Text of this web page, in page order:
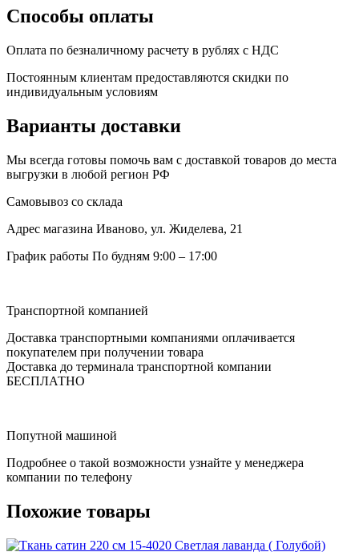
Способы оплаты
Оплата по безналичному расчету в рублях с НДС
Постоянным клиентам предоставляются скидки по
индивидуальным условиям
Варианты доставки
Мы всегда готовы помочь вам с доставкой товаров до места
выгрузки в любой регион РФ
Самовывоз со склада
Адрес магазина Иваново, ул. Жиделева, 21
График работы По будням 9:00 – 17:00
Транспортной компанией
Доставка транспортными компаниями оплачивается
покупателем при получении товара
Доставка до терминала транспортной компании
БЕСПЛАТНО
Попутной машиной
Подробнее о такой возможности узнайте у менеджера
компании по телефону
Похожие товары